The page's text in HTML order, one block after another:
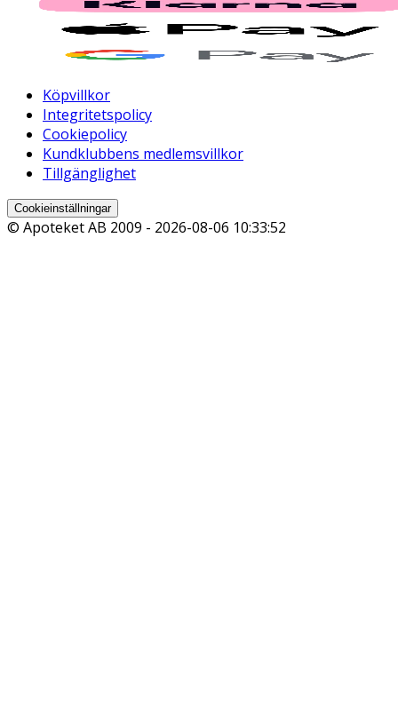
Köpvillkor
Integritetspolicy
Cookiepolicy
Kundklubbens medlemsvillkor
Tillgänglighet
Cookieinställningar
© Apoteket AB 2009 - 2026-08-06 10:33:52